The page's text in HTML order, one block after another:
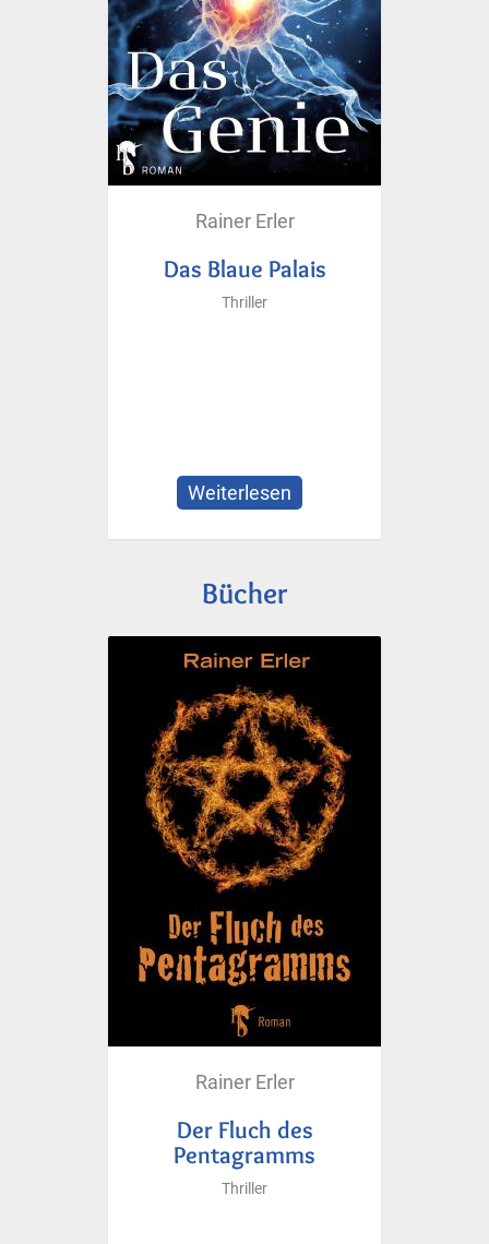
Rainer Erler
Das Blaue Palais
Thriller
Weiterlesen
Bücher
Rainer Erler
Der Fluch des
Pentagramms
Thriller